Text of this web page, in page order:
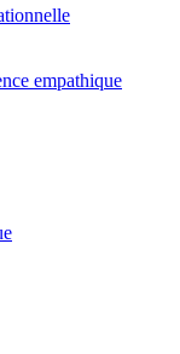
empathique